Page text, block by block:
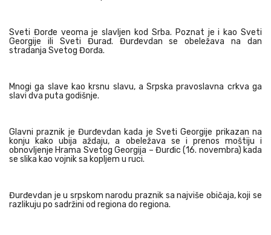
Sveti Đorđe veoma je slavljen kod Srba. Poznat je i kao Sveti
Georgije ili Sveti Đurađ. Đurđevdan se obeležava na dan
stradanja Svetog Đorđa.
Mnogi ga slave kao krsnu slavu, a Srpska pravoslavna crkva ga
slavi dva puta godišnje.
Glavni praznik je Đurđevdan kada je Sveti Georgije prikazan na
konju kako ubija aždaju, a obeležava se i prenos moštiju i
obnovljenje Hrama Svetog Georgija – Đurđic (16. novembra) kada
se slika kao vojnik sa kopljem u ruci.
Đurđevdan je u srpskom narodu praznik sa najviše običaja, koji se
razlikuju po sadržini od regiona do regiona.